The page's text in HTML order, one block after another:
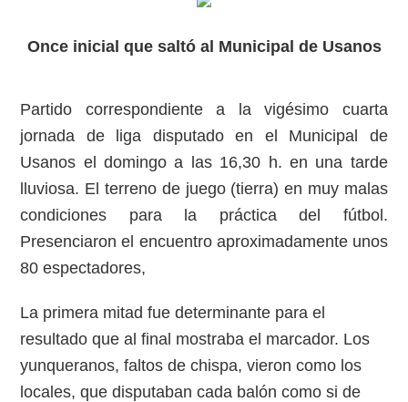
Once inicial que saltó al Municipal de Usanos
Partido correspondiente a la vigésimo cuarta
jornada de liga disputado en el Municipal de
Usanos el domingo a las 16,30 h. en una tarde
lluviosa. El terreno de juego (tierra) en muy malas
condiciones para la práctica del fútbol.
Presenciaron el encuentro aproximadamente unos
80 espectadores,
La primera mitad fue determinante para el
resultado que al final mostraba el marcador. Los
yunqueranos, faltos de chispa, vieron como los
locales, que disputaban cada balón como si de